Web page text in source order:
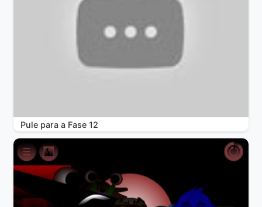
Pule para a Fase 12